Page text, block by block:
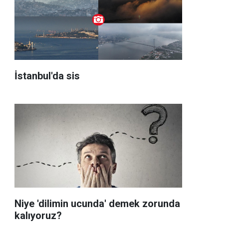
İstanbul'da sis
Niye 'dilimin ucunda' demek zorunda
kalıyoruz?